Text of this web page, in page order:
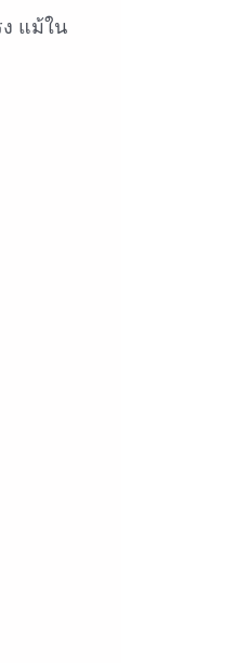
แม้ใน